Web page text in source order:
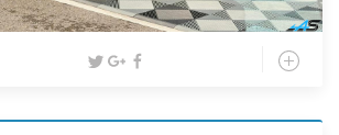
2021 240 cv